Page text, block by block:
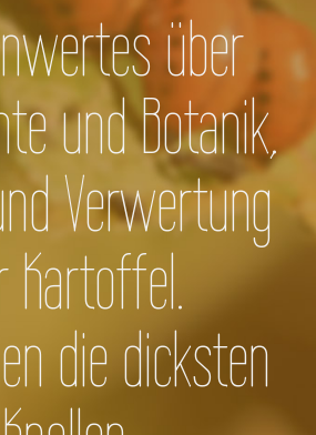
über
und Botanik,
Verwertung
Kartoffel.
die dicksten